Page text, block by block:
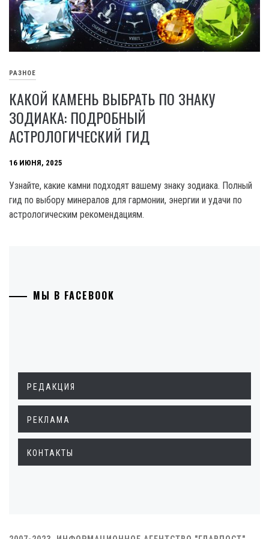
РАЗНОЕ
КАКОЙ КАМЕНЬ ВЫБРАТЬ ПО ЗНАКУ
ЗОДИАКА: ПОДРОБНЫЙ
АСТРОЛОГИЧЕСКИЙ ГИД
16 ИЮНЯ, 2025
Узнайте, какие камни подходят вашему знаку зодиака. Полный
гид по выбору минералов для гармонии, энергии и удачи по
астрологическим рекомендациям.
МЫ В FACEBOOK
РЕДАКЦИЯ
РЕКЛАМА
КОНТАКТЫ